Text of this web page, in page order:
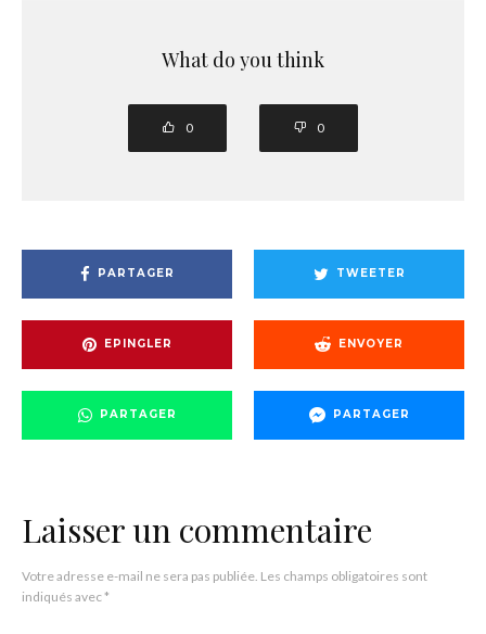
What do you think
0 0
PARTAGER TWEETER
EPINGLER ENVOYER
PARTAGER PARTAGER
Laisser un commentaire
Votre adresse e-mail ne sera pas publiée. Les champs obligatoires sont
indiqués avec*